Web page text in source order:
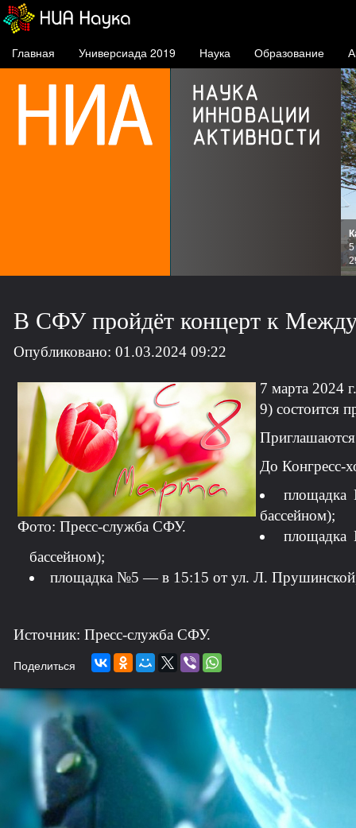
Главная Универсиада 2019 Наука Образование
5
В СФУ пройдёт концерт к
Опубликовано: 01.03.2024 09:22
Фото: Пресс-служба СФУ.
7 марта 2024
9) состоится
До Конгресс-
бассейном);
бассейном);
площадка №5 — в 15:15 от ул. Л.
Источник: Пресс-служба СФУ.
Поделиться